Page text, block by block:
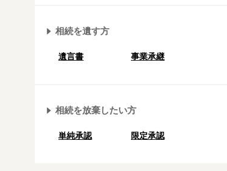
相続を遺す方
遺言書 事業承継
相続を放棄したい方
単純承認 限定承認